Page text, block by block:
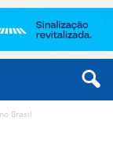
Brasil